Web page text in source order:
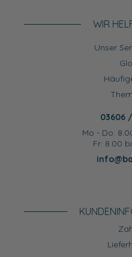
WIR
Unser
03606
Mo - Do:
Fr: 8.00